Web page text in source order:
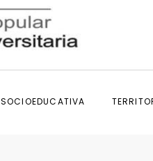
SOCIOEDUCATIVA